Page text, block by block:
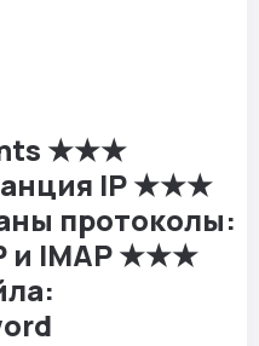
★★★
IP ★★★
протоколы:
и IMAP ★★★